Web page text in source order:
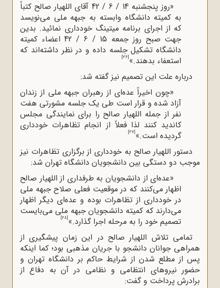
«روز پنجشنبه 14 / 6 / 42 آقای اللهیار صالح کتباً
به کمیته دانشگاه وابسته به جبهه ملی می‌نویسد
که از اجرای برنامه میتینگ خودداری نمائید. بدین
‌جهت صبح روز جمعه 15 / 6 / 42 اعضاء کمیته
دانشگاه تشکیل جلسه داده و در نظر داشته‌اند که
استعفاء بدهند.» [26]
درباره علت این تصمیم نیز گفته شد:
«چون اخیراً عده‌ای از رهبران جبهه ملی از زندان
آزاد شده و قرار است طی یک جلسه مشورتی هفت
نفر از جمله اللهیار صالح را برای نمایندگی مجلس
کاندید کنند لذا فعلاً از انجام تظاهرات خودداری
گردیده است.» [27]
دستور اللهیار صالح به خودداری از برگزاری تظاهرات نیز
موجب دو دستگی بین دانشجویان دانشگاه تهران شد:
«عده‌ای از دانشجویان به طرفداری از اللهیار صالح
اظهار می‌کنند که در موقعیت فعلی صلاح جبهه ملی
در خودداری از تظاهرات بوده و عده‌ای دیگر اظهار
می‌دارند که کمیته دانشجویان جبهه ملی می‌بایست
تصمیم خود را به مرحله اجرا گذارد.» [28]
تمامی تلاش اللهیار صالح در این زمان پیشگیری از
همراهی جوانان دانشجو با جریان مذهبی بود؛ کما اینکه
پس از مطلع شدن از شرایط حاکم بر دانشگاه تهران و
حضور نیروهای انتظامی و نظامی در آن به دفاع از
برادرش پرداخت و گفت: